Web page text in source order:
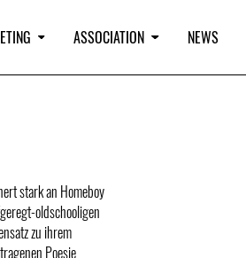
ASSOCIATION NEWS
stark an Homeboy
oldschooligen
zu ihrem
Poesie